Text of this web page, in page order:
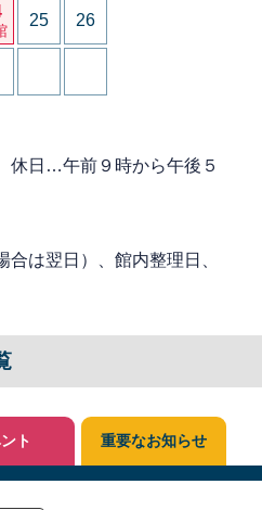
25 26
休日…午前９時から午後５
合は翌日）、館内整理日、
ト 重要なお知らせ